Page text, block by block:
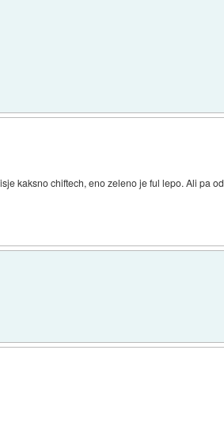
kaksno chiftech, eno zeleno je ful lepo. Ali pa od